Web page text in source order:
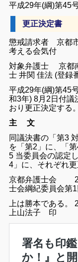
平成29年(綱)第45
更正決定書
懲戒請求者 京都
考え る会気付
対象弁護士京都
士 井関佳法 (登録
平成29年(綱)第45
和3年)8月2日付議
おり更正決定する 。
主文
同議決書の 「第3
を 「第2 」 に 「
5 当委員会の認定
4 」 に それぞれ
京都弁護士会
士会綱紀委員会第
上は勝本である 。
上山法子 印